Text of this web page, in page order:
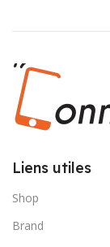
Liens utiles
Shop
Brand